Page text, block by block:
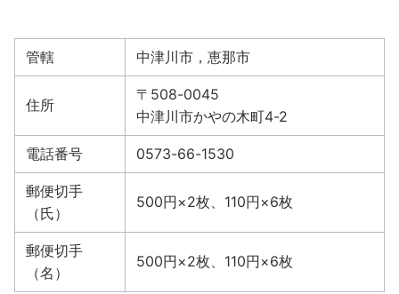
管轄 中津川市，恵那市
住所
〒508-0045
中津川市かやの木町4-2
電話番号 0573-66-1530
郵便切手
（氏）
500円×2枚、110円×6枚
郵便切手
（名）
500円×2枚、110円×6枚